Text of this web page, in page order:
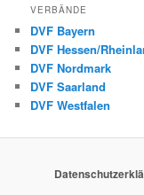
VERBÄNDE
DVF Bayern
DVF Hessen/
DVF Nordmark
DVF Saarland
DVF Westfalen